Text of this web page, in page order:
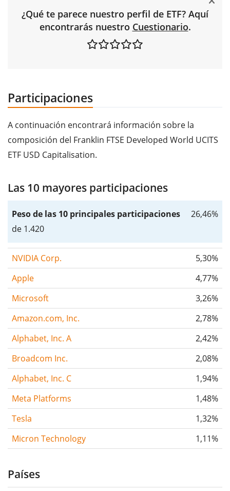
¿Qué te parece nuestro perfil de ETF? Aquí
encontrarás nuestro Cuestionario.
Participaciones
A continuación encontrará información sobre la
composición del Franklin FTSE Developed World UCITS
ETF USD Capitalisation.
Las 10 mayores participaciones
Peso de las 10 principales participaciones
de 1.420
26,46%
NVIDIA Corp.
5,30%
Apple
4,77%
Microsoft
3,26%
Amazon.com, Inc.
2,78%
Alphabet, Inc. A
2,42%
Broadcom Inc.
2,08%
Alphabet, Inc. C
1,94%
Meta Platforms
1,48%
Tesla
1,32%
Micron Technology
1,11%
Países